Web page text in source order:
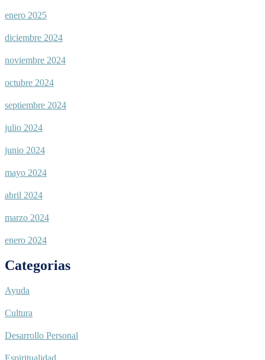
enero 2025
diciembre 2024
noviembre 2024
octubre 2024
septiembre 2024
julio 2024
junio 2024
mayo 2024
abril 2024
marzo 2024
enero 2024
Categorias
Ayuda
Cultura
Desarrollo Personal
Espiritualidad